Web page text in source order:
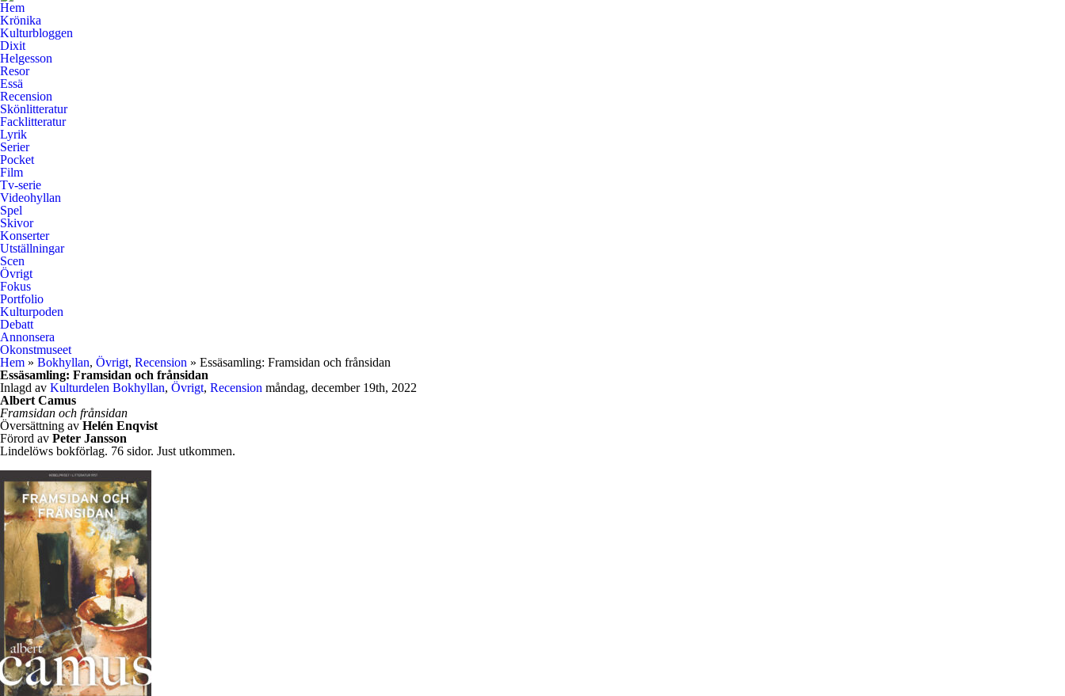
Hem
Krönika
Kulturbloggen
Dixit
Helgesson
Resor
Essä
Recension
Skönlitteratur
Facklitteratur
Lyrik
Serier
Pocket
Film
Tv-serie
Videohyllan
Spel
Skivor
Konserter
Utställningar
Scen
Övrigt
Fokus
Portfolio
Kulturpoden
Debatt
Annonsera
Okonstmuseet
Hem » Bokhyllan, Övrigt, Recension » Essäsamling: Framsidan och frånsidan
Essäsamling: Framsidan och frånsidan
Inlagd av Kulturdelen Bokhyllan, Övrigt, Recension måndag, december 19th, 2022
Albert Camus
Framsidan och frånsidan
Översättning av Helén Enqvist
Förord av Peter Jansson
Lindelöws bokförlag. 76 sidor. Just utkommen.